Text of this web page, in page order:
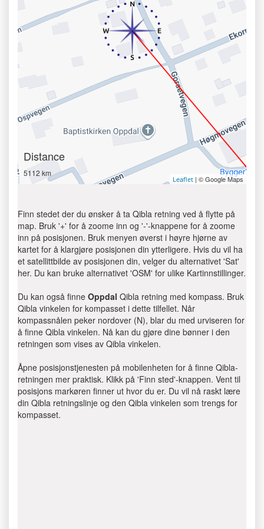
Distance
5112 km
Leaflet | © Google Maps
Finn stedet der du ønsker å ta Qibla retning ved å flytte på
map. Bruk '+' for å zoome inn og '-'-knappene for å zoome
inn på posisjonen. Bruk menyen øverst i høyre hjørne av
kartet for å klargjøre posisjonen din ytterligere. Hvis du vil ha
et satellittbilde av posisjonen din, velger du alternativet 'Sat'
her. Du kan bruke alternativet 'OSM' for ulike Kartinnstillinger.
Du kan også finne Oppdal Qibla retning med kompass. Bruk
Qibla vinkelen for kompasset i dette tilfellet. Når
kompassnålen peker nordover (N), blar du med urviseren for
å finne Qibla vinkelen. Nå kan du gjøre dine bønner i den
retningen som vises av Qibla vinkelen.
Åpne posisjonstjenesten på mobilenheten for å finne Qibla-
retningen mer praktisk. Klikk på 'Finn sted'-knappen. Vent til
posisjons markøren finner ut hvor du er. Du vil nå raskt lære
din Qibla retningslinje og den Qibla vinkelen som trengs for
kompasset.